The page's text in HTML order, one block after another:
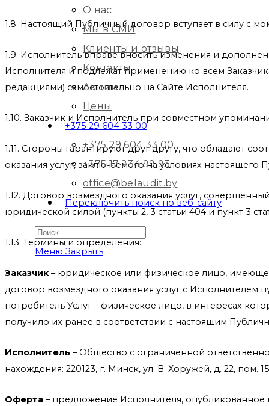
О нас
Мы в СМИ
Клиенты и отзывы
Контакты
Акции
Цены
+375 29 604 33 00
+375 29 604 33 00
+375 17 234 99 93
office@belaudit.by
Переключить поиск по веб-сайту
Меню Закрыть
1.8. Настоящий Публичный договор вступает в силу с
1.9. Исполнитель вправе вносить изменения и
Исполнителя и подлежат применению ко всем
редакциями) самостоятельно на Сайте Исполнителя.
1.10. Заказчик и Исполнитель при совместном
1.11. Стороны гарантируют друг другу, что обладают
оказания услуг, заключаемого на условиях настоящего
1.12. Договор возмездного оказания услуг,
юридической силой (пункты 2, 3 статьи 404 и пункт 3
1.13. Термины и определения:
Заказчик – юридическое или физическое лицо,
договор возмездного оказания услуг с Исполнителем
потребитель Услуг – физическое лицо, в интересах
получило их ранее в соответствии с настоящим
Исполнитель – Общество с ограниченной
нахождения: 220123, г. Минск, ул. В. Хоружей, д. 22, пом.
Оферта – предложение Исполнителя, опубликованное